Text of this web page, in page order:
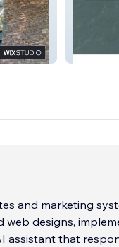
Catch
and marketing
web designs,
assistant that